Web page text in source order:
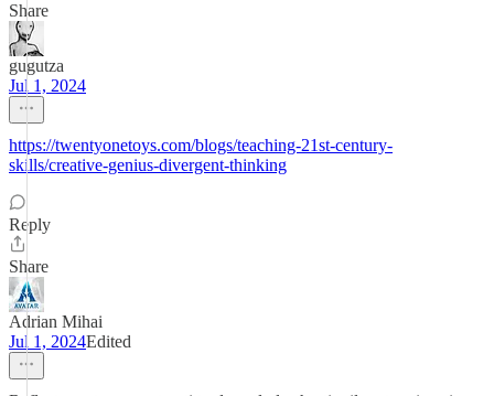
Share
gugutza
Jul 1, 2024
https://twentyonetoys.com/blogs/teaching-21st-century-
skills/creative-genius-divergent-thinking
Reply
Share
Adrian Mihai
Jul 1, 2024Edited